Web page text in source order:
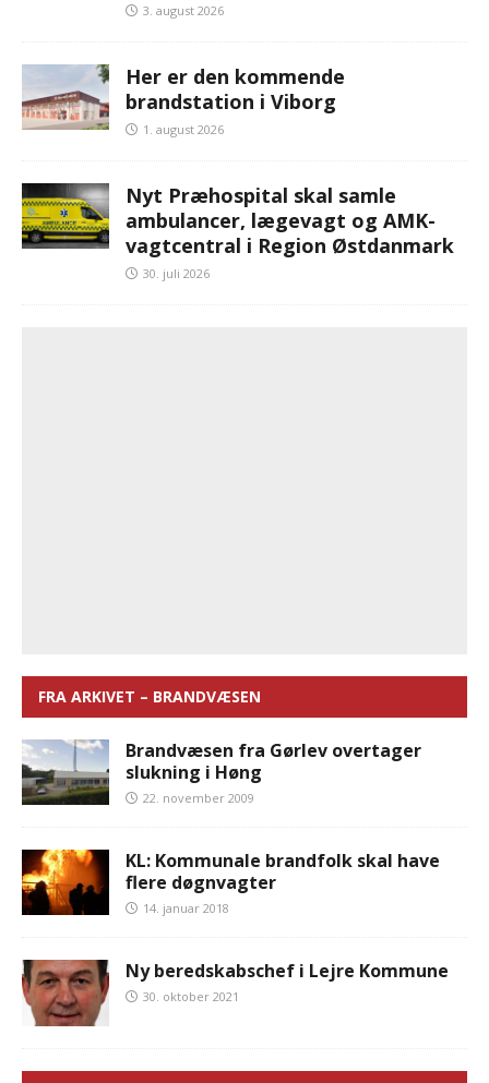
3. august 2026
Her er den kommende
brandstation i Viborg
1. august 2026
Nyt Præhospital skal samle
ambulancer, lægevagt og AMK-
vagtcentral i Region Østdanmark
30. juli 2026
FRA ARKIVET – BRANDVÆSEN
Brandvæsen fra Gørlev overtager
slukning i Høng
22. november 2009
KL: Kommunale brandfolk skal have
flere døgnvagter
14. januar 2018
Ny beredskabschef i Lejre Kommune
30. oktober 2021